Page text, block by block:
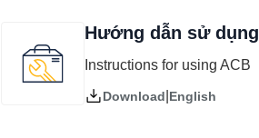
Hướng dẫn sử dụng
Instructions for using ACB
Download English